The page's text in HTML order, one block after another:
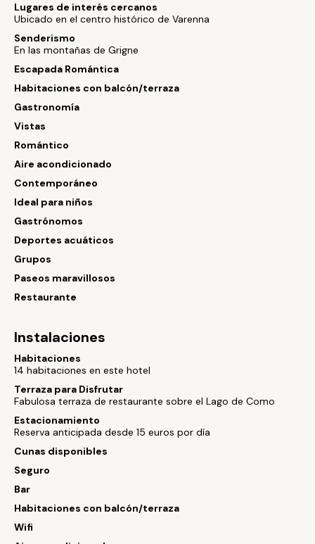
Lugares de interés cercanos
Ubicado en el centro histórico de Varenna
Senderismo
En las montañas de Grigne
Escapada Romántica
Habitaciones con balcón/terraza
Gastronomía
Vistas
Romántico
Aire acondicionado
Contemporáneo
Ideal para niños
Gastrónomos
Deportes acuáticos
Grupos
Paseos maravillosos
Restaurante
Instalaciones
Habitaciones
14 habitaciones en este hotel
Terraza para Disfrutar
Fabulosa terraza de restaurante sobre el Lago de Como
Estacionamiento
Reserva anticipada desde 15 euros por día
Cunas disponibles
Seguro
Bar
Habitaciones con balcón/terraza
Wifi